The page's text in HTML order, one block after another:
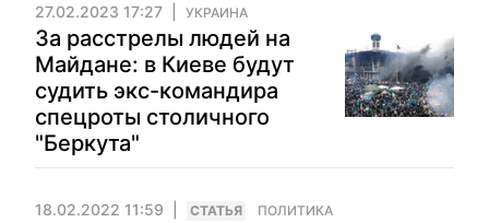
27.02.2023 17:27 УКРАИНА
За расстрелы людей на
Майдане: в Киеве будут
судить экс-командира
спецроты столичного
"Беркута"
18.02.2022 11:59 CТАТЬЯ ПОЛИТИКА